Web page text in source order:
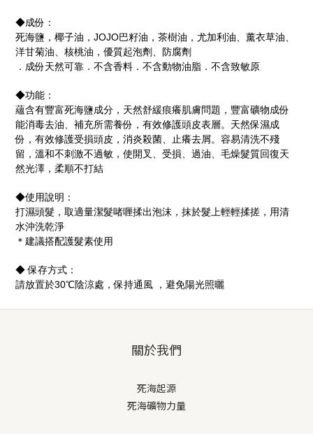
◆成份：
死海鹽，椰子油，JOJO巴籽油，茶樹油，尤加利油、薰衣草油、
洋甘菊油、核桃油，優質起泡劑、防腐劑
．成份天然可靠．不含香料．不含動物油脂．不含致敏原
◆功能：
蘊含有豐富死海鹽成分，天然舒緩痕癢肌膚問題，豐富礦物成份
能消毒去油、補充所需養份，有效修護頭皮表層。天然保濕成
份，有效修護受損頭皮，消炎殺菌、止癢去屑。容易清洗不殘
留，溫和不刺激不過敏，使開叉、受損、過油、毛燥髮質回復天
然光澤，柔順不打結
◆使用說明：
打濕頭髮，取適量潔髮啫喱揉出泡沫，抹於髮上輕輕揉搓，用清
水沖洗乾淨
＊建議搭配護髮素使用
◆ 保存方式：
請放置於30℃陰涼處，保持通風 ，避免陽光照曬
關於我們
死海起源
死海礦物力量